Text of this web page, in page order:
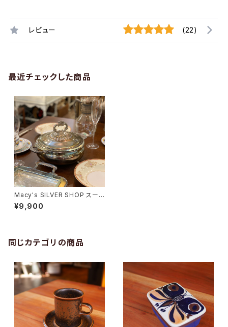
レビュー (22)
最近チェックした商品
Macy's SILVER SHOP スープ
ポット
¥9,900
同じカテゴリの商品